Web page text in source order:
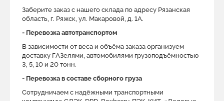
Заберите заказ с нашего склада по адресу Рязанская
область, г. Ряжск, ул. Макаровой, д. 1A.
- Перевозка автотранспортом
В зависимости от веса и объёма заказа организуем
доставку ГАЗелями, автомобилями грузоподъёмностью
3, 5, 10 и 20 тонн.
- Перевозка в составе сборного груза
Сотрудничаем с надёжными транспортными